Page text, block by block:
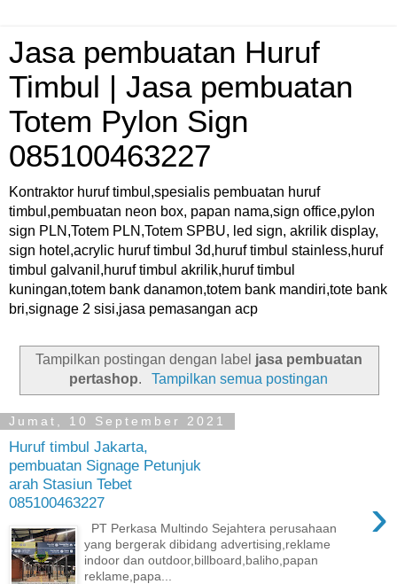
Jasa pembuatan Huruf
Timbul | Jasa pembuatan
Totem Pylon Sign
085100463227
Kontraktor huruf timbul,spesialis pembuatan huruf
timbul,pembuatan neon box, papan nama,sign office,pylon
sign PLN,Totem PLN,Totem SPBU, led sign, akrilik display,
sign hotel,acrylic huruf timbul 3d,huruf timbul stainless,huruf
timbul galvanil,huruf timbul akrilik,huruf timbul
kuningan,totem bank danamon,totem bank mandiri,tote bank
bri,signage 2 sisi,jasa pemasangan acp
Tampilkan postingan dengan label jasa pembuatan
pertashop. Tampilkan semua postingan
Jumat, 10 September 2021
Huruf timbul Jakarta,
pembuatan Signage Petunjuk
arah Stasiun Tebet
085100463227
›
PT Perkasa Multindo Sejahtera perusahaan
yang bergerak dibidang advertising,reklame
indoor dan outdoor,billboard,baliho,papan
reklame,papa...